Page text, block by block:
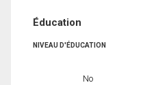
Éducation
NIVEAU D'ÉDUCATION
No